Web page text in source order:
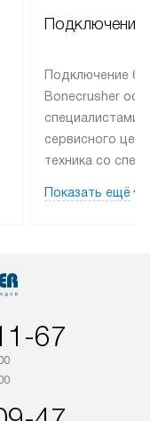
Подключение
Подключение
Bonecrusher
специалистами
сервисного
техника со
на готовые
и канализации в
который можно
Показать ещё
67